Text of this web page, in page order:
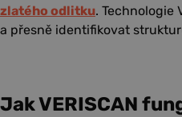
zlatého odlitku. Technologie
a přesně identifikovat
Jak VERISCAN